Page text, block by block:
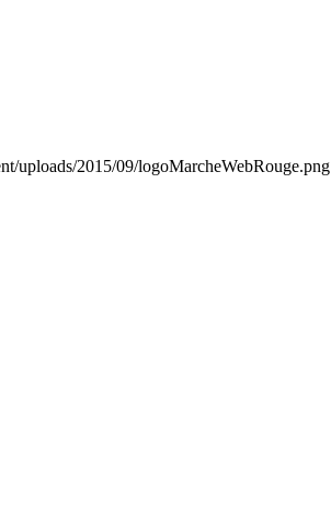
uploads/2015/09/logoMarcheWebRouge.png